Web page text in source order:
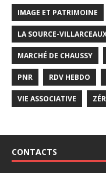
IMAGE ET PATRIMOINE
LA SOURCE-
MARCHÉ DE CHAUSSY
PNR RDV HEBDO
VIE ASSOCIATIVE
CONTACTS